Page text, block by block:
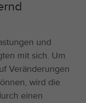
und
mit sich. Um
Veränderungen
wird die
einen